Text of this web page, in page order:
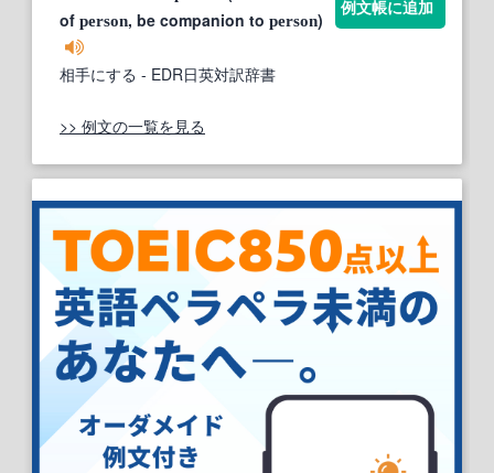
of person, be companion to person)
相手にする - EDR日英対訳辞書
例文帳に追加
>> 例文の一覧を見る